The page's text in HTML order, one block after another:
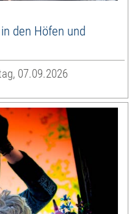
den Höfen und
07.09.2026